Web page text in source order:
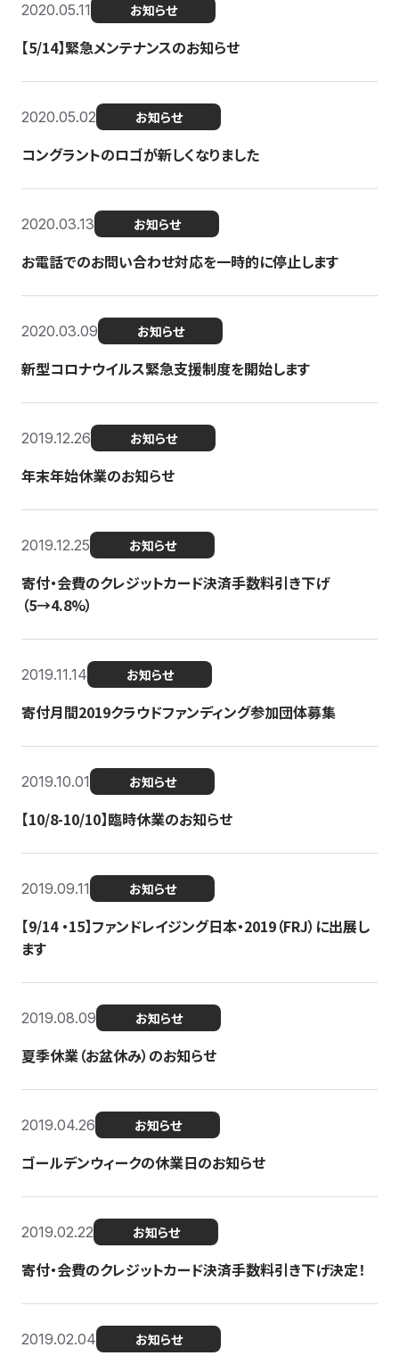
2020.05.11 お知らせ
【5/14】緊急メンテナンスのお知らせ
2020.05.02 お知らせ
コングラントのロゴが新しくなりました
2020.03.13 お知らせ
お電話でのお問い合わせ対応を一時的に停止します
2020.03.09 お知らせ
新型コロナウイルス緊急支援制度を開始します
2019.12.26 お知らせ
年末年始休業のお知らせ
2019.12.25 お知らせ
寄付・会費のクレジットカード決済手数料引き下げ
（5→4.8%）
2019.11.14 お知らせ
寄付月間2019クラウドファンディング参加団体募集
2019.10.01 お知らせ
【10/8-10/10】臨時休業のお知らせ
2019.09.11 お知らせ
【9/14 ・15】ファンドレイジング日本・2019（FRJ）に出展し
ます
2019.08.09 お知らせ
夏季休業（お盆休み）のお知らせ
2019.04.26 お知らせ
ゴールデンウィークの休業日のお知らせ
2019.02.22 お知らせ
寄付・会費のクレジットカード決済手数料引き下げ決定！
2019.02.04 お知らせ